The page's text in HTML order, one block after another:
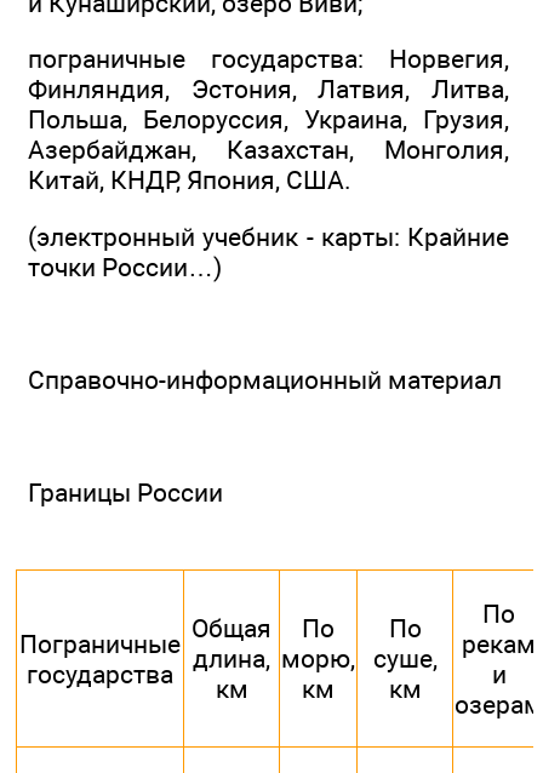
пограничные государства: Норвегия,
Финляндия, Эстония, Латвия, Литва,
Польша, Белоруссия, Украина, Грузия,
Азербайджан, Казахстан, Монголия,
Китай, КНДР, Япония, США.
(электронный учебник - карты: Крайние
точки России…)
Справочно-информационный материал
Границы России
Пограничные
государства
Общая
длина,
км
По
морю,
км
По
суше,
км
По
рекам
и
озерам